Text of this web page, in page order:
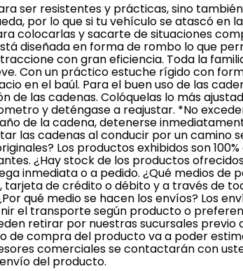
ser resistentes y prácticas, sino
por lo que si tu vehículo se atascó en
colocarlas y sacarte de situaciones
diseñada en forma de rombo lo que
con gran eficiencia. Toda la
Con un práctico estuche rígido con
en el baúl. Para el buen uso de las
de las cadenas. Colóquelas lo más
y deténgase a reajustar. *No
de la cadena, detenerse
las cadenas al conducir por un camino
Los productos exhibidos son
¿Hay stock de los productos
inmediata o a pedido. ¿Qué medios de
de crédito o débito y a través de
qué medio se hacen los envíos? Los
el transporte según producto o
retirar por nuestras sucursales previo
de compra del producto va a poder
comerciales se contactarán con
del producto.